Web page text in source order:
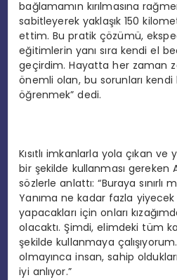
bağlamamın kırılmasına
sabitleyerek yaklaşık 150
ettim. Bu pratik çözümü,
eğitimlerin yanı sıra kendi el
geçirdim. Hayatta her zaman
önemli olan, bu sorunları kendi
öğrenmek” dedi.
Kısıtlı imkanlarla yola çıkan ve
bir şekilde kullanması gereken
sözlerle anlattı: “Buraya
Yanıma ne kadar fazla yiyecek
yapacakları için onları
olacaktı. Şimdi, elimdeki tüm
şekilde kullanmaya
olmayınca insan, sahip
iyi anlıyor.”